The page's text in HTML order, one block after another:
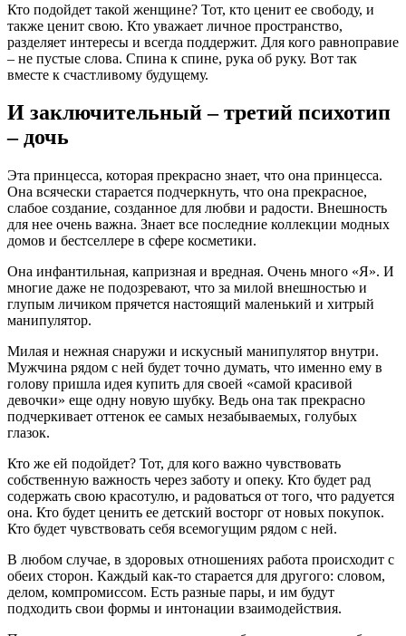
Кто подойдет такой женщине? Тот, кто ценит ее свободу, и
также ценит свою. Кто уважает личное пространство,
разделяет интересы и всегда поддержит. Для кого равноправие
– не пустые слова. Спина к спине, рука об руку. Вот так
вместе к счастливому будущему.
И заключительный – третий психотип
– дочь
Эта принцесса, которая прекрасно знает, что она принцесса.
Она всячески старается подчеркнуть, что она прекрасное,
слабое создание, созданное для любви и радости. Внешность
для нее очень важна. Знает все последние коллекции модных
домов и бестселлере в сфере косметики.
Она инфантильная, капризная и вредная. Очень много «Я». И
многие даже не подозревают, что за милой внешностью и
глупым личиком прячется настоящий маленький и хитрый
манипулятор.
Милая и нежная снаружи и искусный манипулятор внутри.
Мужчина рядом с ней будет точно думать, что именно ему в
голову пришла идея купить для своей «самой красивой
девочки» еще одну новую шубку. Ведь она так прекрасно
подчеркивает оттенок ее самых незабываемых, голубых
глазок.
Кто же ей подойдет? Тот, для кого важно чувствовать
собственную важность через заботу и опеку. Кто будет рад
содержать свою красотулю, и радоваться от того, что радуется
она. Кто будет ценить ее детский восторг от новых покупок.
Кто будет чувствовать себя всемогущим рядом с ней.
В любом случае, в здоровых отношениях работа происходит с
обеих сторон. Каждый как-то старается для другого: словом,
делом, компромиссом. Есть разные пары, и им будут
подходить свои формы и интонации взаимодействия.